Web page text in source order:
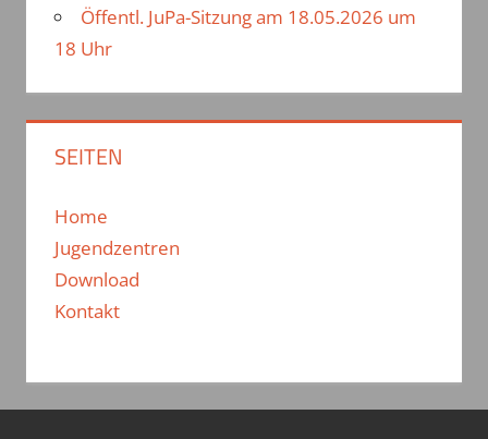
Öffentl. JuPa-Sitzung am 18.05.2026 um
18 Uhr
SEITEN
Home
Jugendzentren
Download
Kontakt